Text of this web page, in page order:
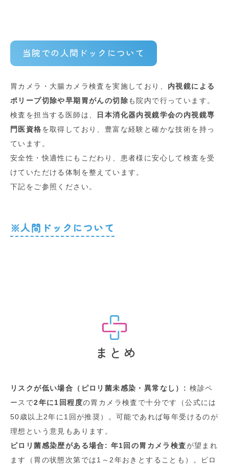
当院での人間ドックについて
胃カメラ・大腸カメラ検査を実施しており、 内視鏡による
ポリープ切除や早期胃がんの切除も院内で行っています。
検査を担当する医師は、
日本消化器内視鏡学会の内視鏡専
門医資格を取得しており、豊富な経験と確かな技術を持っ
ています。
安全性・快適性にもこだわり、患者様に安心して検査を受
けていただける体制を整えています。
下記をご参照ください。
※人間ドックについて
まとめ
リスクが低い場合（ピロリ菌未感染・異常なし）: 検診ペ
ースで2年に1回程度の胃カメラ検査で十分です（公式には
50歳以上2年に1回が推奨） 。可能であれば毎年受けるのが
理想という意見もあります。
ピロリ菌感染歴がある場合: 年1回の胃カメラ検査が望まれ
ます（胃の状態次第では1～2年おきとすることも） 。ピロ